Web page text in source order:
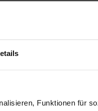
Funktionen für